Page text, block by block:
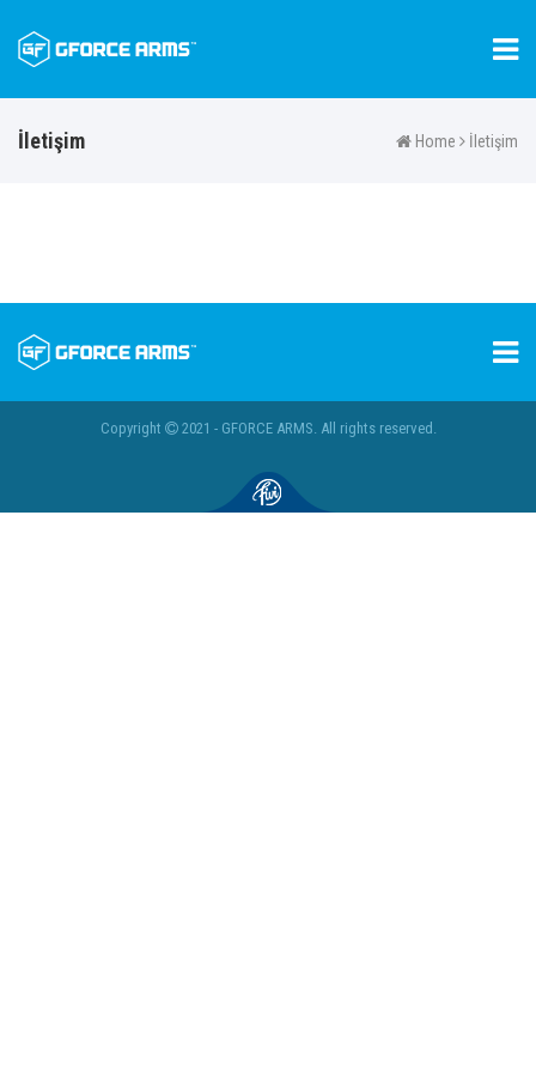
İletişim Home İletişim
Copyright 2021 - GFORCE ARMS. All rights reserved.